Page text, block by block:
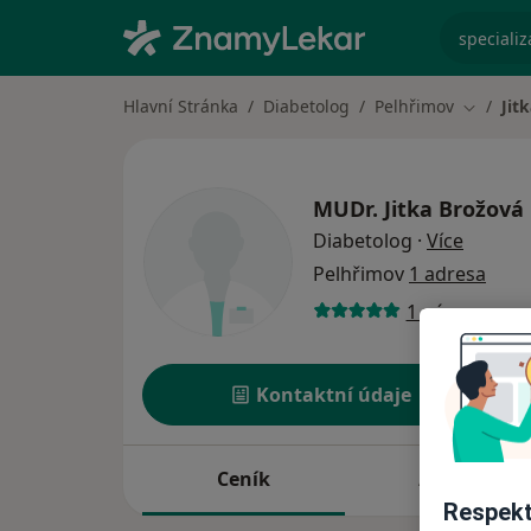
Hlavní Stránka Diabetolog Pelhřimov Změna
MUDr. Jitka Brožová
Diabetolog · Více
Pelhřimov 1 adresa
1 názor
Kontaktní údaje
Ceník Adresy